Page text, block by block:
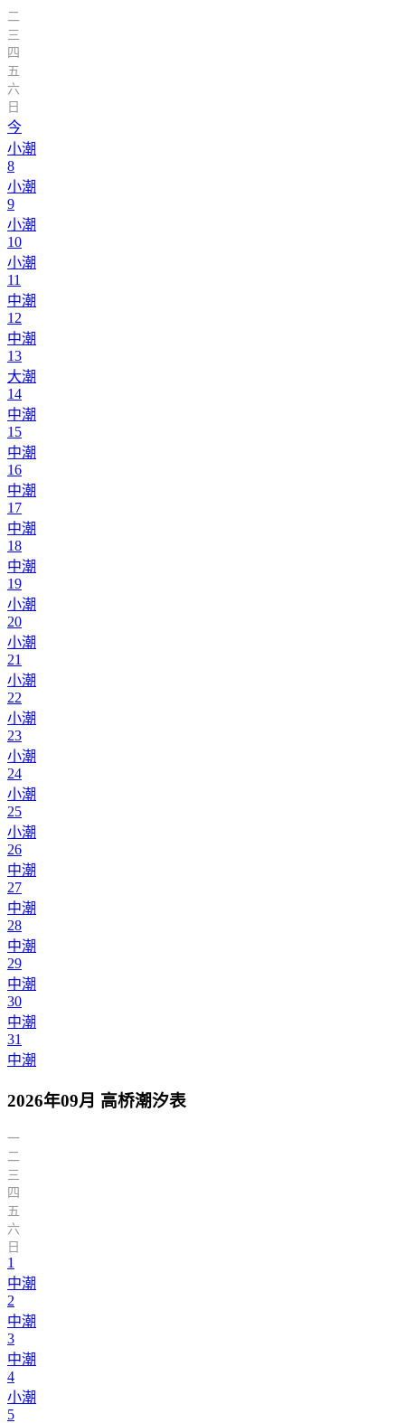
二
三
四
五
六
日
今
小潮
8
小潮
9
小潮
10
小潮
11
中潮
12
中潮
13
大潮
14
中潮
15
中潮
16
中潮
17
中潮
18
中潮
19
小潮
20
小潮
21
小潮
22
小潮
23
小潮
24
小潮
25
小潮
26
中潮
27
中潮
28
中潮
29
中潮
30
中潮
31
中潮
2026年09月 高桥潮汐表
一
二
三
四
五
六
日
1
中潮
2
中潮
3
中潮
4
小潮
5